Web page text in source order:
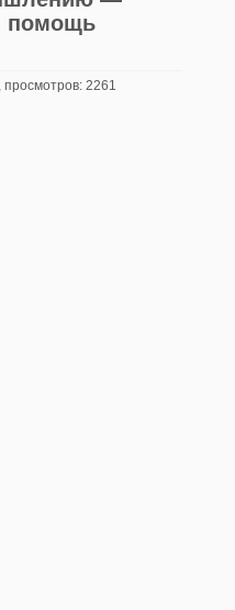
помощь
, просмотров: 2261